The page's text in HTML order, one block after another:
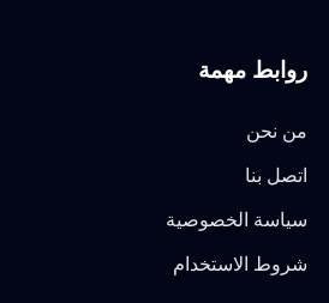
روابط مهمة
من نحن
اتصل بنا
سياسة الخصوصية
شروط الاستخدام